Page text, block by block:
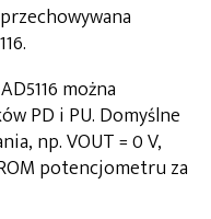
można
PD i PU. Domyślne
np. VOUT = 0 V,
potencjometru za